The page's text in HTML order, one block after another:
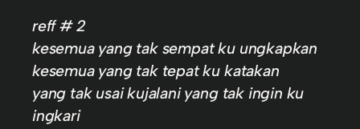
reff # 2
kesemua yang tak sempat ku ungkapkan
kesemua yang tak tepat ku katakan
yang tak usai kujalani yang tak ingin ku
ingkari